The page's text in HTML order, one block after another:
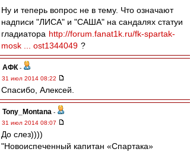
Ну и теперь вопрос не в тему. Что означают
надписи "ЛИСА" и "САША" на сандалях статуи
гладиатора http://forum.fanat1k.ru/fk-spartak-
mosk ... ost1344049 ?
АФК -
31 июл 2014 08:22
Спасибо, Алексей.
Tony_Montana -
31 июл 2014 08:07
До слез))))
"Новоиспеченный капитан «Спартака»